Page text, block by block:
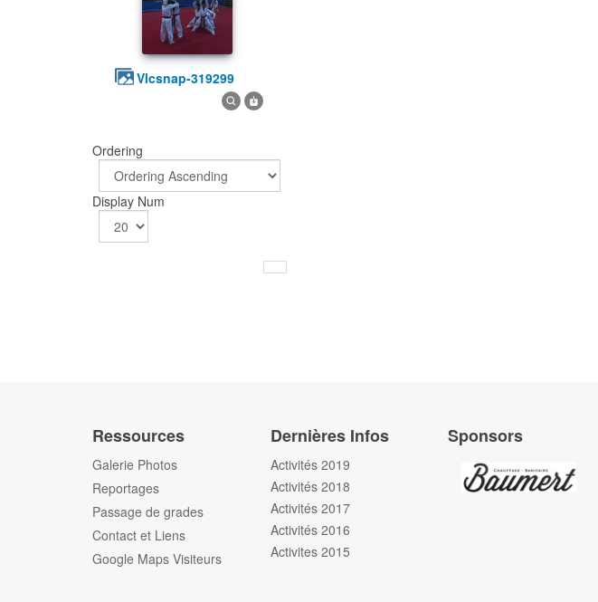
vlcsnap-319299
Ordering
Display Num
Ressources
Galerie Photos
Reportages
Passage de grades
Contact et Liens
Google Maps Visiteurs
Dernières Infos
Activités 2019
Activités 2018
Activités 2017
Activités 2016
Activites 2015
Sponsors